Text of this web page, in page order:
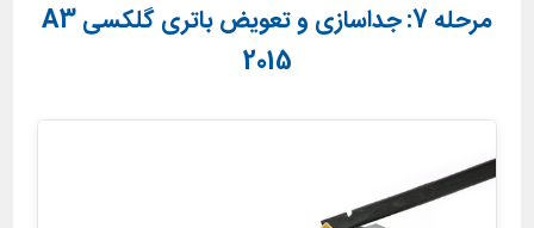
مرحله 7: جداسازی و تعویض باتری گلکسی A3
2015